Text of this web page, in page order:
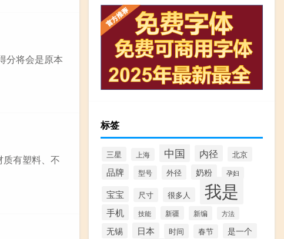
分将会是原本
有塑料、不
标签
三星 上海 中国 内径 北京
品牌 型号 外径 奶粉 孕妇
宝宝 尺寸 很多人 我是
手机 技能 新疆 新编 方法
无锡 日本 时间 春节
是一个